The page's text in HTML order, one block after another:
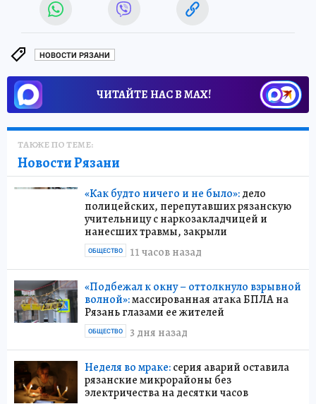
НОВОСТИ РЯЗАНИ
ЧИТАЙТЕ НАС В МАХ!
ТАКЖЕ ПО ТЕМЕ:
Новости Рязани
«Как будто ничего и не было»:дело
полицейских, перепутавших рязанскую
учительницу с наркозакладчицей и
нанесших травмы, закрыли
11 часов назад
ОБЩЕСТВО
«Подбежал к окну – оттолкнуло взрывной
волной»:массированная атака БПЛА на
Рязань глазами ее жителей
3 дня назад
ОБЩЕСТВО
Неделя во мраке:серия аварий оставила
рязанские микрорайоны без
электричества на десятки часов